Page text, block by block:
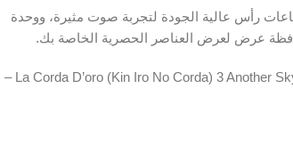
رأس عالية الجودة لتجربة صوت مثيرة، ووحدة
لا تفوت هذه الفرصة لامتلاك إصدار La Corda D’oro (Kin Iro No Corda) 3 Another Sky Feat.jinnan Deluxe Edition –